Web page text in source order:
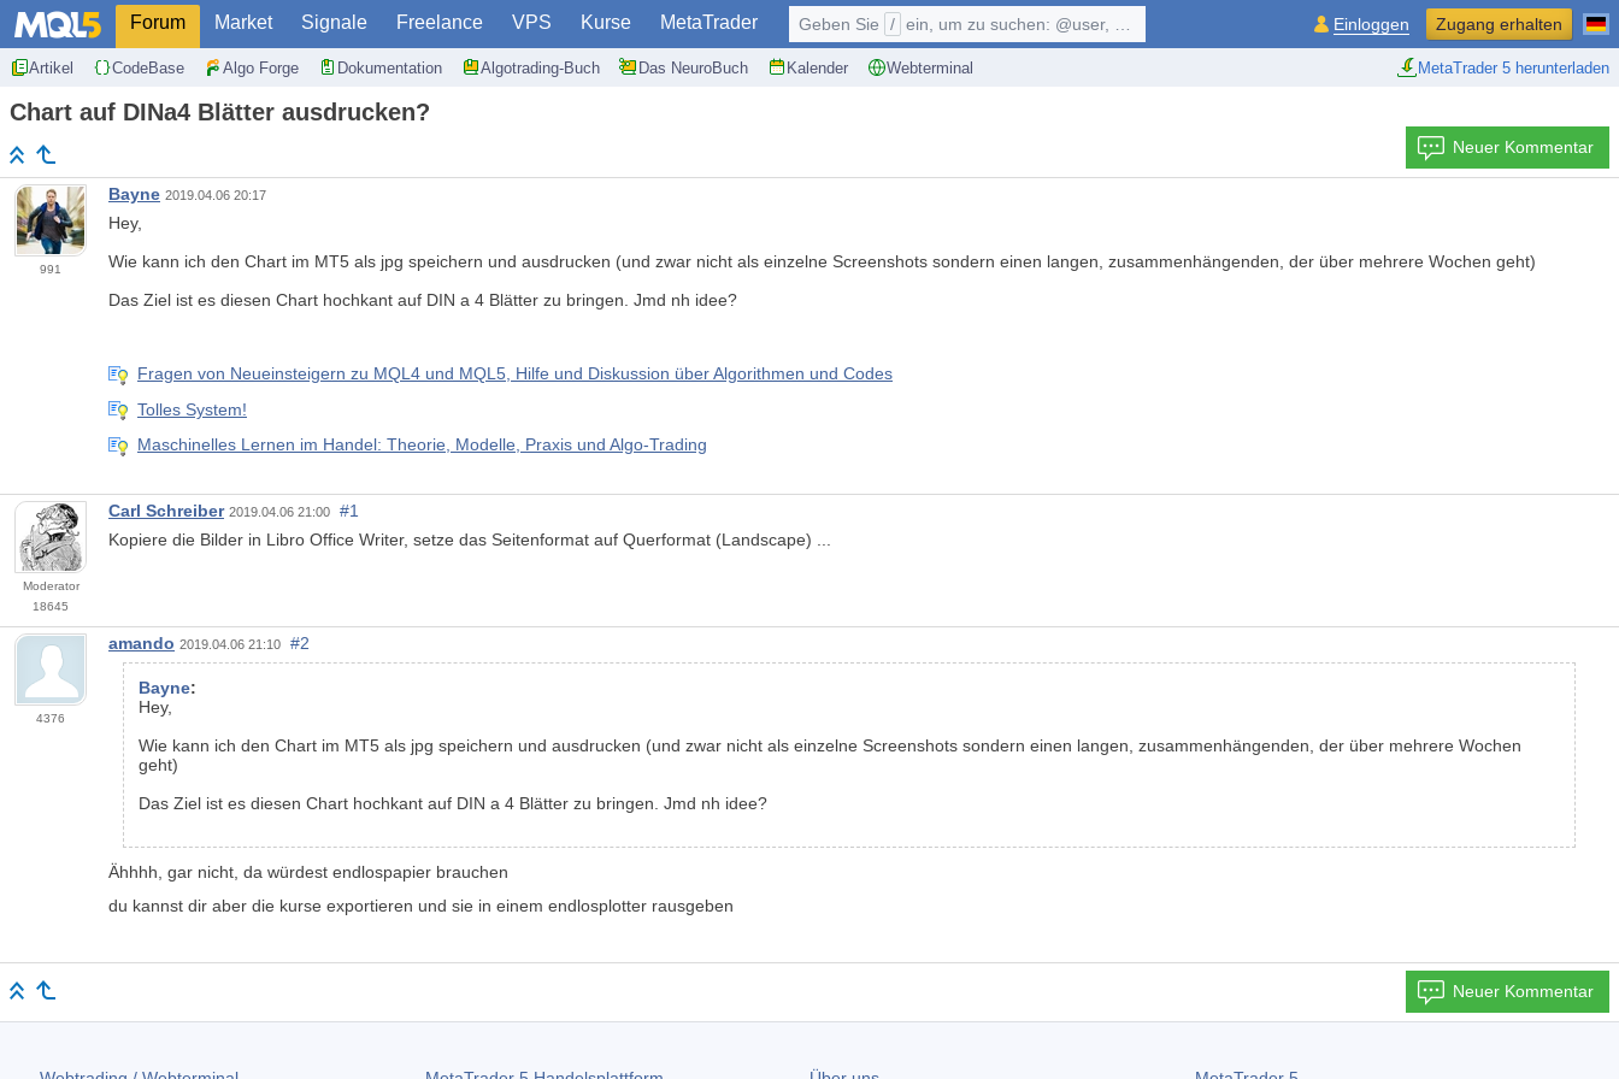
Forum Market Signale Freelance VPS Kurse MetaTrader
Artikel CodeBase Algo Forge Dokumentation Algotrading-Buch Das NeuroBuch Kalender Webterminal MetaTrader 5 herunterladen
Geben Sie / ein, um zu suchen: @user, $symbol, ... Einloggen Zugang erhalten
Chart auf DINa4 Blätter ausdrucken?
Neuer Kommentar
991
Bayne 2019.04.06 20:17
Hey,
Wie kann ich den Chart im MT5 als jpg speichern und ausdrucken (und zwar nicht als einzelne Screenshots sondern einen langen, zusammenhängenden, der über mehrere Wochen geht)
Das Ziel ist es diesen Chart hochkant auf DIN a 4 Blätter zu bringen. Jmd nh idee?
Fragen von Neueinsteigern zu MQL4 und MQL5, Hilfe und Diskussion über Algorithmen und Codes
Tolles System!
Maschinelles Lernen im Handel: Theorie, Modelle, Praxis und Algo-Trading
Moderator
18645
Carl Schreiber 2019.04.06 21:00
#1
Kopiere die Bilder in Libro Office Writer, setze das Seitenformat auf Querformat (Landscape) ...
4376
amando 2019.04.06 21:10 #2
Bayne:
Hey,
Wie kann ich den Chart im MT5 als jpg speichern und ausdrucken (und zwar nicht als einzelne Screenshots sondern einen langen, zusammenhängenden, der über mehrere Wochen
geht)
Das Ziel ist es diesen Chart hochkant auf DIN a 4 Blätter zu bringen. Jmd nh idee?
Ähhhh, gar nicht, da würdest endlospapier brauchen
du kannst dir aber die kurse exportieren und sie in einem endlosplotter rausgeben
Neuer Kommentar